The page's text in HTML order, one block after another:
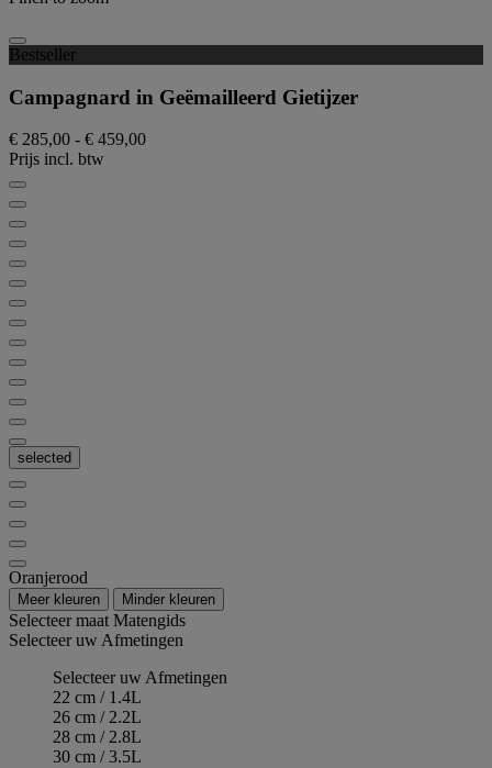
Bestseller
Campagnard in Geëmailleerd Gietijzer
€ 285,00 - € 459,00
Prijs incl. btw
selected
Oranjerood
Meer kleuren Minder kleuren
Selecteer maatMatengids
Selecteer uw Afmetingen
Selecteer uw Afmetingen
22 cm / 1.4L
26 cm / 2.2L
28 cm / 2.8L
30 cm / 3.5L